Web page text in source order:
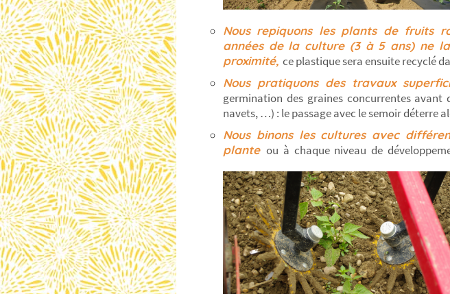
Nous repiquons les plants de fruits
années de la culture (3 à 5 ans) ne
proximité, ce plastique sera ensuite recyclé
Nous pratiquons des travaux
germination des graines concurrentes avant
navets, …) : le passage avec le semoir déterre
Nous binons les cultures avec
plante ou à chaque niveau de